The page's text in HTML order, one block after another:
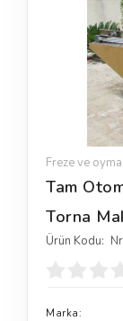
Freze ve
Tam
Torna
Ürün Kodu:
Marka: